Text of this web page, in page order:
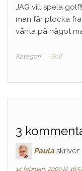
JAG vill spela
man får plocka
vänta på något
Kategori Golf
3
Paula skriver:
14 februari, 2009 kl.